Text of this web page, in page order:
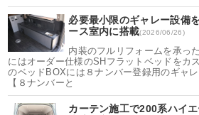
必要最小限のギャレー設備
ース室内に搭載(2026/06/26)
内装のフルリフォームを承っ
にはオーダー仕様のSHフラットベッドをカ
のベッドBOXには８ナンバー登録用のギャ
【８ナンバーと
カーテン施工で200系ハイ